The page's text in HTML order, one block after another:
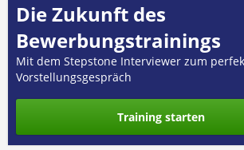
Die Zukunft des
Bewerbungstrainings
Mit dem Stepstone Interviewer zum
Vorstellungsgespräch
Training starten